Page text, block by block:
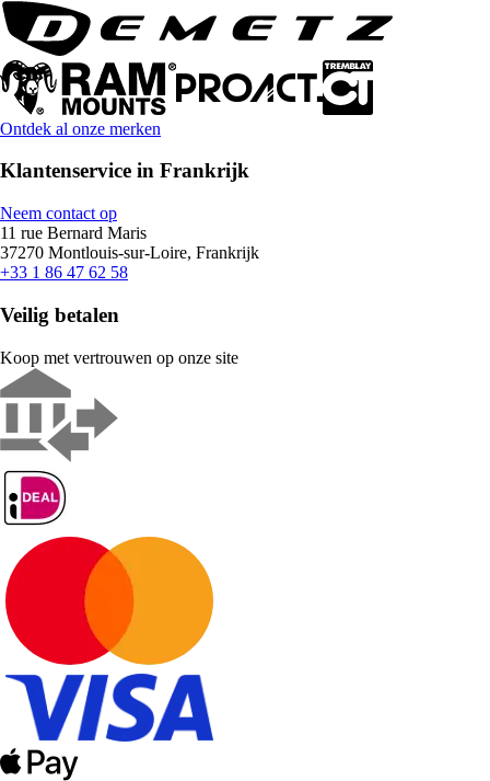
Ontdek al onze merken
Klantenservice in Frankrijk
Neem contact op
11 rue Bernard Maris
37270 Montlouis-sur-Loire, Frankrijk
+33 1 86 47 62 58
Veilig betalen
Koop met vertrouwen op onze site